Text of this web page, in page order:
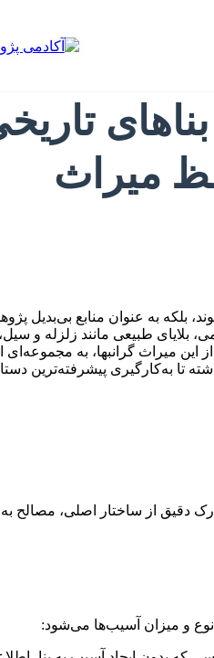
میراث
بلکه به عنوان منابع بی‌بدیل
طبیعی مانند زلزله و
این میراث گرانبها، به مجموعه‌ای
تا به‌کارگیری پیشرفته‌ترین
دقیق از ساختار اصلی، مصالح به
و میزان آسیب‌ها می‌شود: